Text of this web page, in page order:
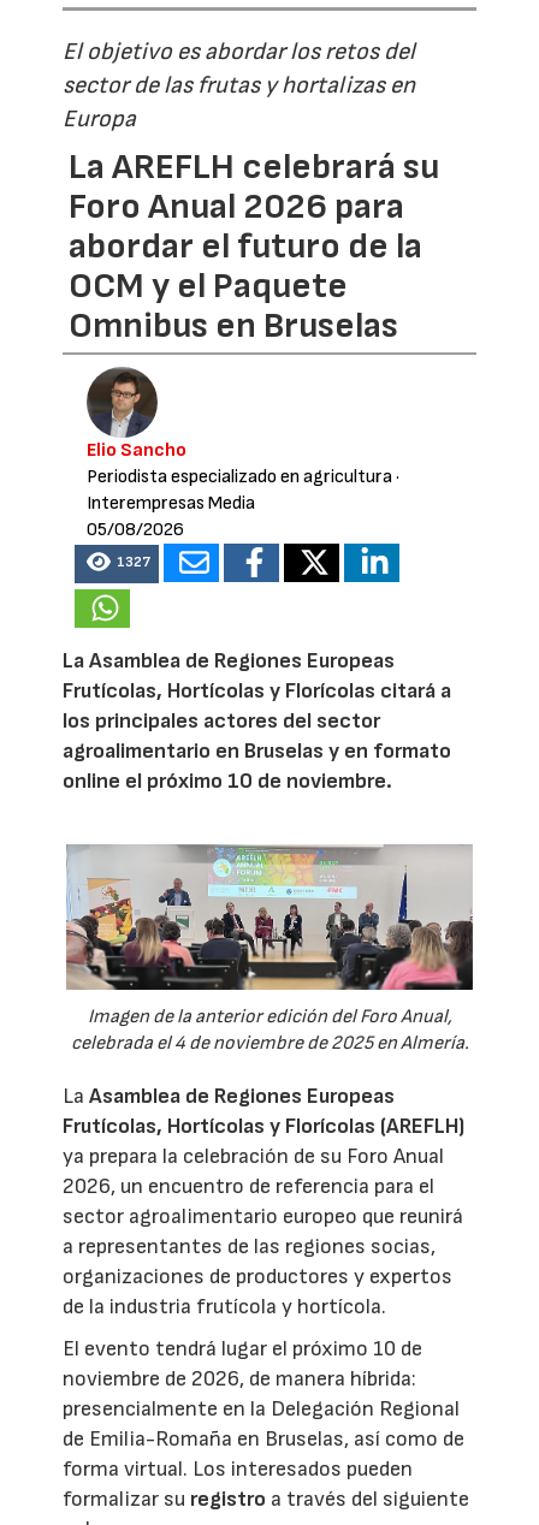
El objetivo es abordar los retos del
sector de las frutas y hortalizas en
Europa
La AREFLH celebrará su
Foro Anual 2026 para
abordar el futuro de la
OCM y el Paquete
Omnibus en Bruselas
Elio Sancho
Periodista especializado en agricultura·
Interempresas Media
05/08/2026
1327
La Asamblea de Regiones Europeas
Frutícolas, Hortícolas y Florícolas citará a
los principales actores del sector
agroalimentario en Bruselas y en formato
online el próximo 10 de noviembre.
Imagen de la anterior edición del Foro Anual,
celebrada el 4 de noviembre de 2025 en Almería.
LaAsamblea de Regiones Europeas
Frutícolas, Hortícolas y Florícolas (AREFLH)
ya prepara la celebración de su Foro Anual
2026, un encuentro de referencia para el
sector agroalimentario europeo que reunirá
a representantes de las regiones socias,
organizaciones de productores y expertos
de la industria frutícola y hortícola.
El evento tendrá lugar el próximo 10 de
noviembre de 2026, de manera híbrida:
presencialmente en la Delegación Regional
de Emilia-Romaña en Bruselas, así como de
forma virtual. Los interesados pueden
formalizar su registro a través del siguiente